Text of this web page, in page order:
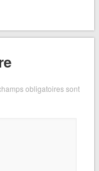
obligatoires sont